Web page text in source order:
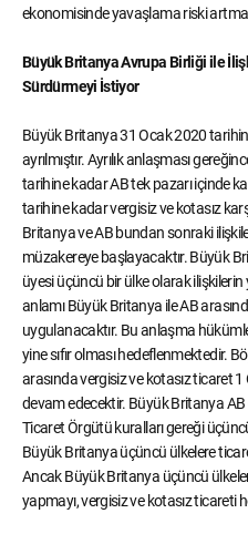
ekonomisinde yavaşlama riski
Büyük Britanya Avrupa Birliği ile
Sürdürmeyi İstiyor
Büyük Britanya 31 Ocak 2020
ayrılmıştır. Ayrılık anlaşması
tarihine kadar AB tek pazarı içinde
tarihine kadar vergisiz ve kotasız
Britanya ve AB bundan sonraki
müzakereye başlayacaktır. Büyük
üyesi üçüncü bir ülke olarak
anlamı Büyük Britanya ile AB
uygulanacaktır. Bu anlaşma
yine sıfır olması hedeflenmektedir.
arasında vergisiz ve kotasız ticaret
devam edecektir. Büyük Britanya AB
Ticaret Örgütü kuralları gereği
Büyük Britanya üçüncü ülkelere
Ancak Büyük Britanya üçüncü
yapmayı, vergisiz ve kotasız ticareti